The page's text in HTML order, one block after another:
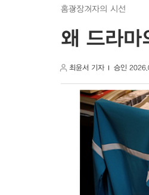
홈광장기자의 시선
왜 드라마
최윤서 기자 승인